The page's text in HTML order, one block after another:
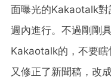
面曝光的Kakaotalk
週內進行。不過剛剛
Kakaotalk的，不要
又修正了新聞稿，改